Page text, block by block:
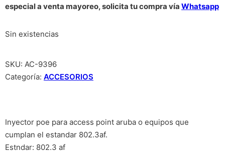
especial a venta mayoreo, solicita tu compra vía Whatsapp
Sin existencias
SKU: AC-9396
Categoría: ACCESORIOS
Inyector poe para access point aruba o equipos que
cumplan el estandar 802.3af.
Estndar: 802.3 af